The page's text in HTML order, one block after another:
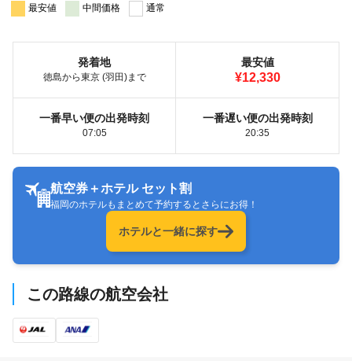
最安値 中間価格 通常
発着地
徳島から東京 (羽田)まで
最安値
¥12,330
一番早い便の出発時刻
07:05
一番遅い便の出発時刻
20:35
航空券＋ホテル セット割
福岡のホテルもまとめて予約するとさらにお得！
ホテルと一緒に探す
この路線の航空会社